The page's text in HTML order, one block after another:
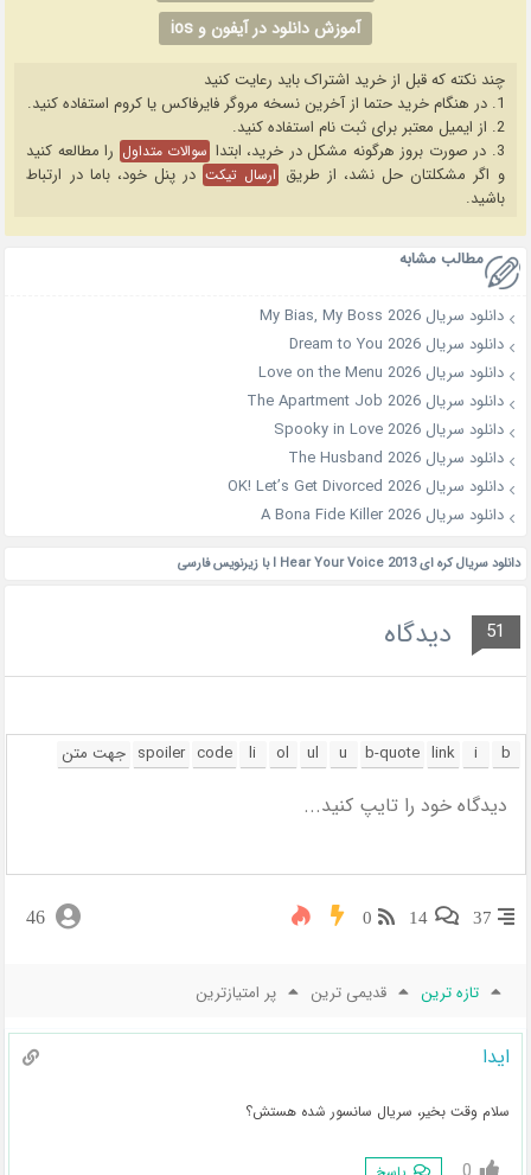
آموزش دانلود در آیفون و ios
چند نکته که قبل از خرید اشتراک باید رعایت کنید
1. در هنگام خرید حتما از آخرین نسخه مروگر فایرفاکس یا کروم استفاده کنید.
2. از ایمیل معتبر برای ثبت نام استفاده کنید.
3. در صورت بروز هرگونه مشکل در خرید، ابتدا
سوالات متداول را مطالعه کنید
و اگر مشکلتان حل نشد، از طریق ارسال تیکت در پنل خود، باما در ارتباط
باشید.
مطالب مشابه
دانلود سریال My Bias, My Boss 2026
دانلود سریال Dream to You 2026
دانلود سریال Love on the Menu 2026
دانلود سریال The Apartment Job 2026
دانلود سریال Spooky in Love 2026
دانلود سریال The Husband 2026
دانلود سریال OK! Let’s Get Divorced 2026
دانلود سریال A Bona Fide Killer 2026
دانلود سریال کره ای I Hear Your Voice 2013 با زیرنویس فارسی
51 دیدگاه
37
14
0
46
تازه ترین قدیمی ترین پر امتیازترین
ایدا
سلام وقت بخیر، سریال سانسور شده هستش؟